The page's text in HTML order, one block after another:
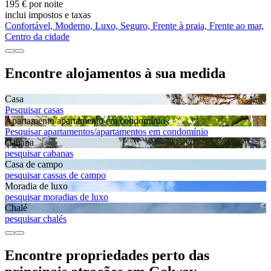
195 € por noite
inclui impostos e taxas
Confortável, Moderno, Luxo, Seguro, Frente à praia, Frente ao mar,
Centro da cidade
Encontre alojamentos à sua medida
Casa
Pesquisar casas
Apartamento/apartamento em condomínio
Pesquisar apartamentos/apartamentos em condomínio
Cabana
pesquisar cabanas
Casa de campo
pesquisar cassas de campo
Moradia de luxo
pesquisar moradias de luxo
Chalé
pesquisar chalés
Encontre propriedades perto das